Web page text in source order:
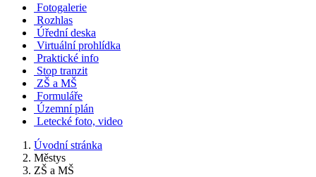
Fotogalerie
Rozhlas
Úřední deska
Virtuální prohlídka
Praktické info
Stop tranzit
ZŠ a MŠ
Formuláře
Územní plán
Letecké foto, video
Úvodní stránka
Městys
ZŠ a MŠ